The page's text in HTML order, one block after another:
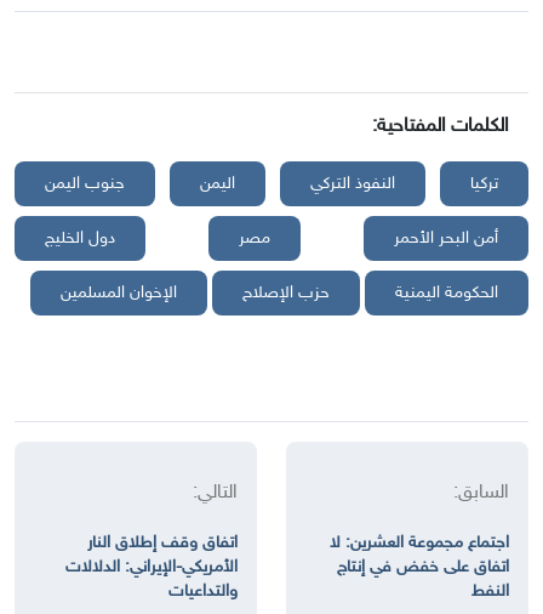
الكلمات المفتاحية:
تركيا النفوذ التركي اليمن جنوب اليمن
أمن البحر الأحمر مصر دول الخليج
الحكومة اليمنية حزب الإصلاح الإخوان المسلمين
السابق:
اجتماع مجموعة العشرين: لا
اتفاق على خفض في إنتاج
النفط
التالي:
اتفاق وقف إطلاق النار
الأمريكي-الإيراني: الدلالات
والتداعيات